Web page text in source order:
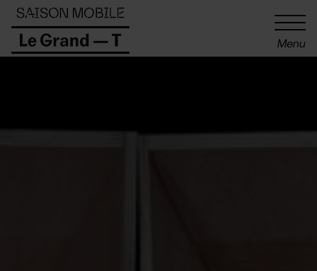
Menu
Panneau de gestion des cookies